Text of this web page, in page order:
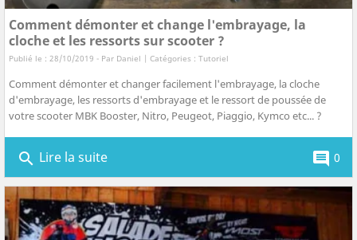
Comment démonter et change l'embrayage, la
cloche et les ressorts sur scooter ?
Publié le : 28/10/2019 - Par Daniel | Catégories : Tutoriel
Comment démonter et changer facilement l'embrayage, la cloche
d'embrayage, les ressorts d'embrayage et le ressort de poussée de
votre scooter MBK Booster, Nitro, Peugeot, Piaggio, Kymco etc... ?
search Lire la suite comment 0